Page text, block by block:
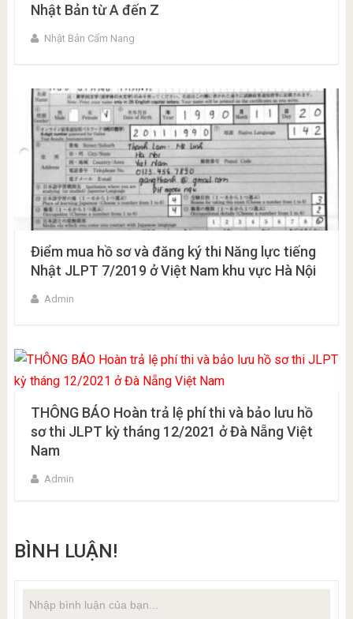
Nhật Bản từ A đến Z
Nhật Bản Cẩm Nang
Điểm mua hồ sơ và đăng ký thi Năng lực tiếng
Nhật JLPT 7/2019 ở Việt Nam khu vực Hà Nội
Admin
THÔNG BÁO Hoàn trả lệ phí thi và bảo lưu hồ
sơ thi JLPT kỳ tháng 12/2021 ở Đà Nẵng Việt
Nam
Admin
BÌNH LUẬN!